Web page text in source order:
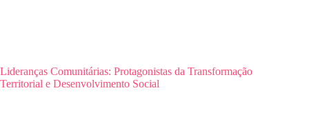
Lideranças Comunitárias: Protagonistas da Transformação
Territorial e Desenvolvimento Social